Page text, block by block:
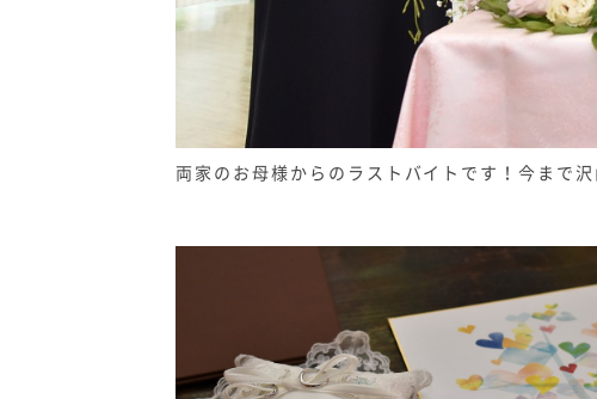
両家のお母様からのラストバイトです！今まで